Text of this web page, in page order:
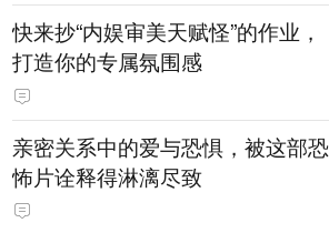
快来抄“内娱审美天赋怪”的作业，
打造你的专属氛围感
亲密关系中的爱与恐惧，被这部恐
怖片诠释得淋漓尽致